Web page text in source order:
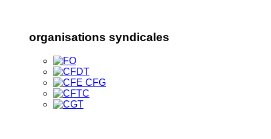
organisations syndicales